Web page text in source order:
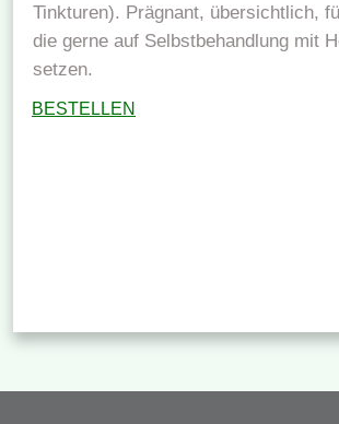
Tinkturen). Prägnant, übersichtlich,
die gerne auf Selbstbehandlung mit
setzen.
BESTELLEN